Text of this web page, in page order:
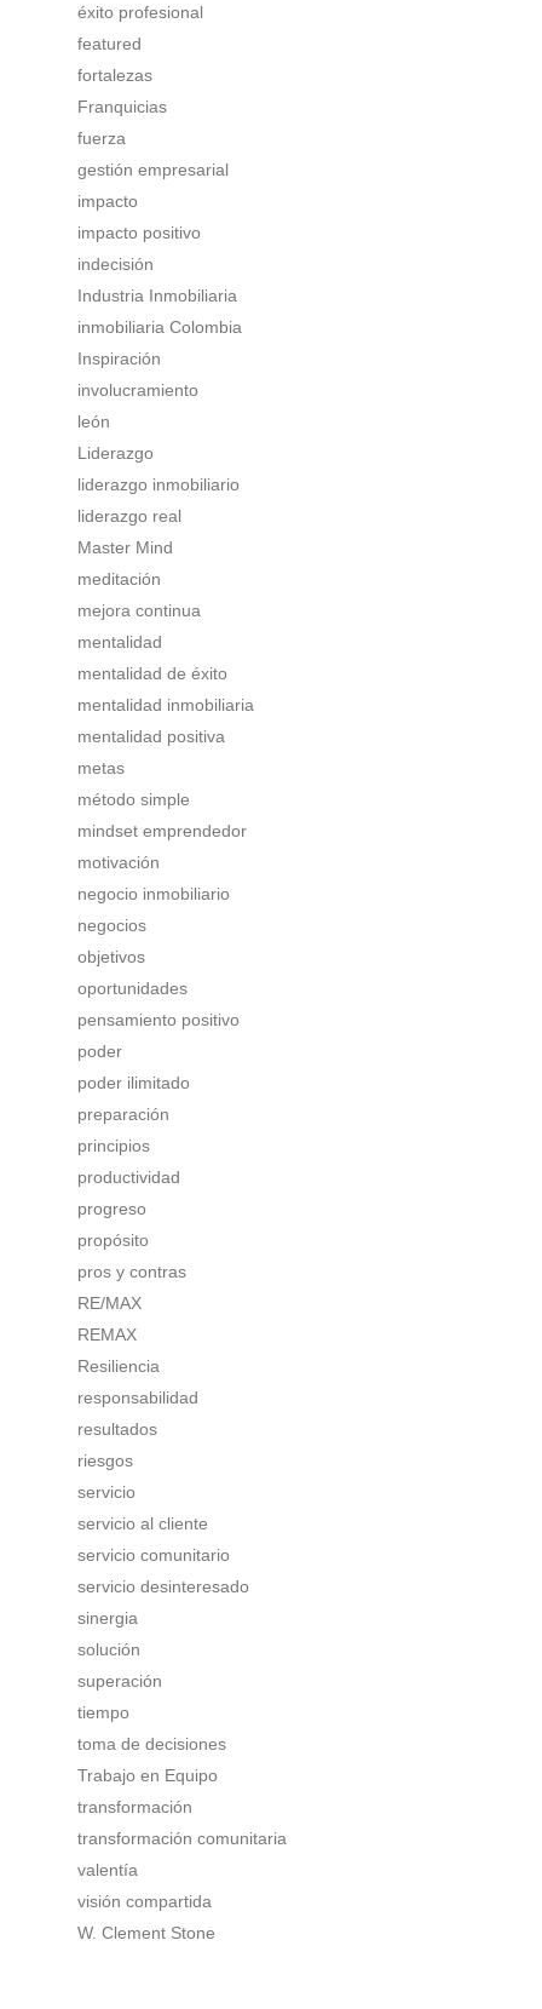
éxito profesional
featured
fortalezas
Franquicias
fuerza
gestión empresarial
impacto
impacto positivo
indecisión
Industria Inmobiliaria
inmobiliaria Colombia
Inspiración
involucramiento
león
Liderazgo
liderazgo inmobiliario
liderazgo real
Master Mind
meditación
mejora continua
mentalidad
mentalidad de éxito
mentalidad inmobiliaria
mentalidad positiva
metas
método simple
mindset emprendedor
motivación
negocio inmobiliario
negocios
objetivos
oportunidades
pensamiento positivo
poder
poder ilimitado
preparación
principios
productividad
progreso
propósito
pros y contras
RE/MAX
REMAX
Resiliencia
responsabilidad
resultados
riesgos
servicio
servicio al cliente
servicio comunitario
servicio desinteresado
sinergia
solución
superación
tiempo
toma de decisiones
Trabajo en Equipo
transformación
transformación comunitaria
valentía
visión compartida
W. Clement Stone